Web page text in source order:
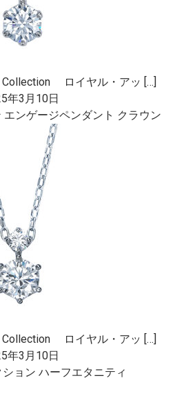
Collection ロイヤル・アッ […]
年3月10日
ンゲージペンダント クラウン
Collection ロイヤル・アッ […]
年3月10日
ョン ハーフエタニティ